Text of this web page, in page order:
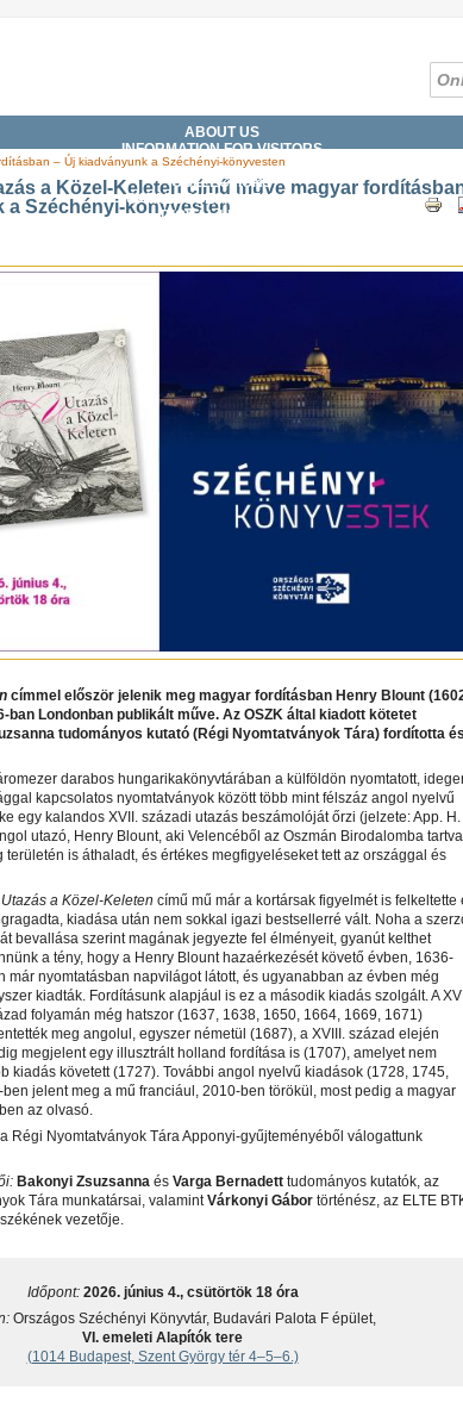
ABOUT US
INFORMATION FOR VISITORS
SERVICES
COLLECTIONS
CATALOGUES, DATABASES
DIGITAL LIBRARY
– Új kiadványunk a Széchényi-könyvesten
a Közel-Keleten című műve magyar
a Széchényi-könyvesten
címmel először jelenik meg magyar fordításban Henry Blount
ban Londonban publikált műve. Az OSZK által kiadott kötetet
tudományos kutató (Régi Nyomtatványok Tára) fordította
darabos hungarikakönyvtárában a külföldön nyomtatott,
kapcsolatos nyomtatványok között több mint félszáz angol nyelvű
egy kalandos XVII. századi utazás beszámolóját őrzi (jelzete: App. H.
utazó, Henry Blount, aki Velencéből az Oszmán Birodalomba tartva
területén is áthaladt, és értékes megfigyeléseket tett az országgal és
a Közel-Keleten című mű már a kortársak figyelmét is felkeltette
kiadása után nem sokkal igazi bestsellerré vált. Noha a
bevallása szerint magának jegyezte fel élményeit, gyanút kelthet
a tény, hogy a Henry Blount hazaérkezését követő évben, 1636-
már nyomtatásban napvilágot látott, és ugyanabban az évben még
kiadták. Fordításunk alapjául is ez a második kiadás szolgált. A
folyamán még hatszor (1637, 1638, 1650, 1664, 1669, 1671)
meg angolul, egyszer németül (1687), a XVIII. század elején
megjelent egy illusztrált holland fordítása is (1707), amelyet nem
kiadás követett (1727). További angol nyelvű kiadások (1728, 1745,
jelent meg a mű franciául, 2010-ben törökül, most pedig a magyar
az olvasó.
Régi Nyomtatványok Tára Apponyi-gyűjteményéből válogattunk
Bakonyi Zsuzsanna és Varga Bernadett tudományos kutatók, az
Tára munkatársai, valamintVárkonyi Gábor történész, az ELTE
vezetője.
Időpont: 2026. június 4., csütörtök 18 óra
Országos Széchényi Könyvtár, Budavári Palota F épület,
VI. emeleti Alapítók tere
(1014 Budapest, Szent György tér 4–5–6.)